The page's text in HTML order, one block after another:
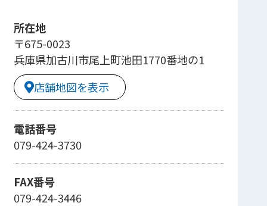
所在地
〒675-0023
兵庫県加古川市尾上町池田1770番地の1
店舗地図を表示
電話番号
079-424-3730
FAX番号
079-424-3446